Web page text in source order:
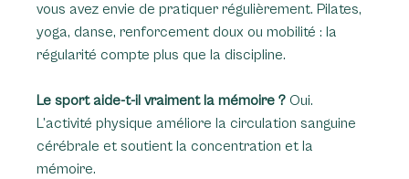
vous avez envie de pratiquer régulièrement. Pilates,
yoga, danse, renforcement doux ou mobilité : la
régularité compte plus que la discipline.
Le sport aide-t-il vraiment la mémoire ? Oui.
L’activité physique améliore la circulation sanguine
cérébrale et soutient la concentration et la
mémoire.